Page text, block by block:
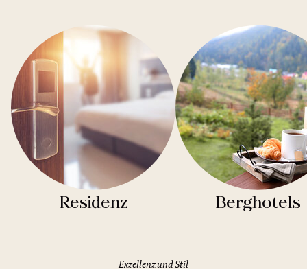
Residenz Berghotels
Exzellenz und Stil